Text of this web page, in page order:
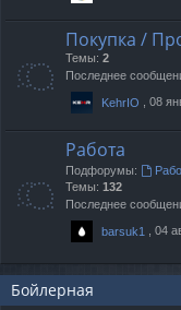
Покупка /
Темы: 2
Последнее
KehrIO , 08
Работа
Подфорумы:
Темы: 132
Последнее
barsuk1 , 04
Бойлерная